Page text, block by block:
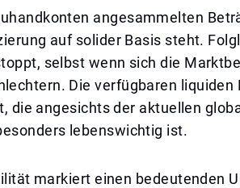
angesammelten
auf solider Basis steht.
selbst wenn sich die
Die verfügbaren liquiden
die angesichts der aktuellen
lebenswichtig ist.
markiert einen bedeutenden